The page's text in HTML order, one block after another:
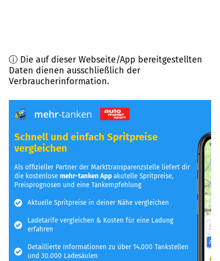
ⓘ Die auf dieser Webseite/App bereitgestellten
Daten dienen ausschließlich der
Verbraucherinformation.
Schnell und einfach Spritpreise
vergleichen
Als offizieller Partner der Markttransparenzstelle liefert dir
die kostenlosemehr-tanken Appakutelle Spritpreise,
Preisprognosen und eine Tankempfehlung
Aktuelle Spritpreise in deiner Nähe vergleichen
Ladetarife vergleichen & Kosten für eine Ladung
erfahren
Detaillierte Informationen zu über 14.000 Tankstellen
und 30.000 Ladesäulen